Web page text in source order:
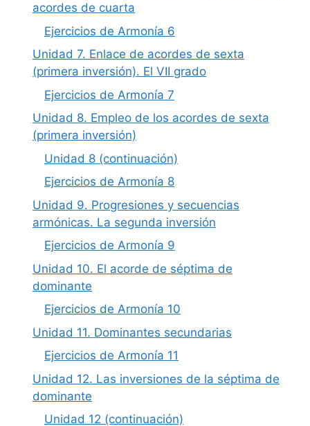
acordes de cuarta
Ejercicios de Armonía 6
Unidad 7. Enlace de acordes de sexta
(primera inversión). El VII grado
Ejercicios de Armonía 7
Unidad 8. Empleo de los acordes de sexta
(primera inversión)
Unidad 8 (continuación)
Ejercicios de Armonía 8
Unidad 9. Progresiones y secuencias
armónicas. La segunda inversión
Ejercicios de Armonía 9
Unidad 10. El acorde de séptima de
dominante
Ejercicios de Armonía 10
Unidad 11. Dominantes secundarias
Ejercicios de Armonía 11
Unidad 12. Las inversiones de la séptima de
dominante
Unidad 12 (continuación)